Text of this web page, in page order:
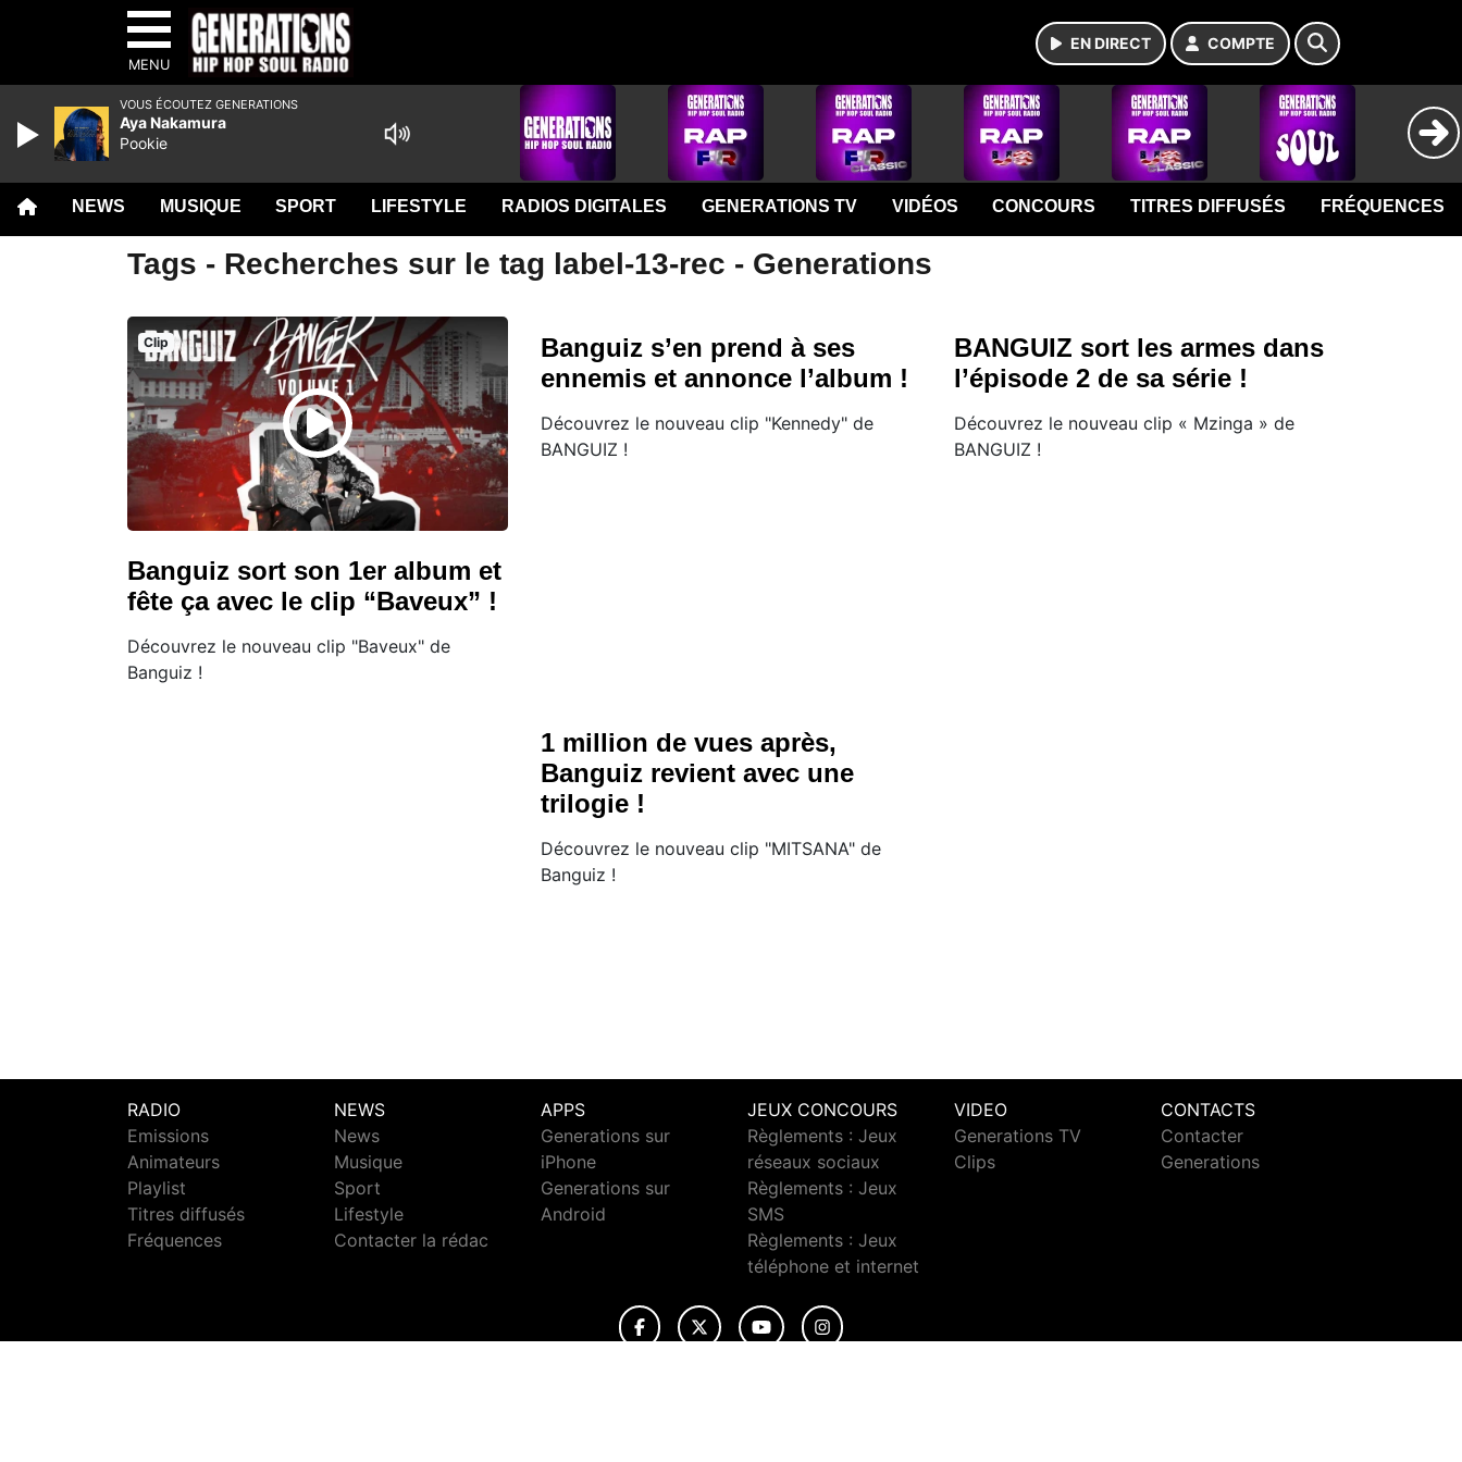
MENU
EN DIRECT COMPTE
NEWS MUSIQUE SPORT LIFESTYLE RADIOS DIGITALES GENERATIONS TV VIDÉOS CONCOURS TITRES DIFFUSÉS FRÉQUENCES
Tags - Recherches sur le tag label-13-rec - Generations
Clip
Banguiz sort son 1er album et
fête ça avec le clip “Baveux” !
Découvrez le nouveau clip "Baveux" de
Banguiz !
Banguiz s’en prend à ses
ennemis et annonce l’album !
Découvrez le nouveau clip "Kennedy" de
BANGUIZ !
BANGUIZ sort les armes dans
l’épisode 2 de sa série !
Découvrez le nouveau clip « Mzinga » de
BANGUIZ !
1 million de vues après,
Banguiz revient avec une
trilogie !
Découvrez le nouveau clip "MITSANA" de
Banguiz !
RADIO
Emissions
Animateurs
Playlist
Titres diffusés
Fréquences
NEWS
News
Musique
Sport
Lifestyle
Contacter la rédac
APPS
Generations sur
iPhone
Generations sur
Android
JEUX CONCOURS
Règlements : Jeux
réseaux sociaux
Règlements : Jeux
SMS
Règlements : Jeux
téléphone et internet
VIDEO
Generations TV
Clips
CONTACTS
Contacter
Generations
VOUS ÉCOUTEZ GENERATIONS
Aya Nakamura
Pookie